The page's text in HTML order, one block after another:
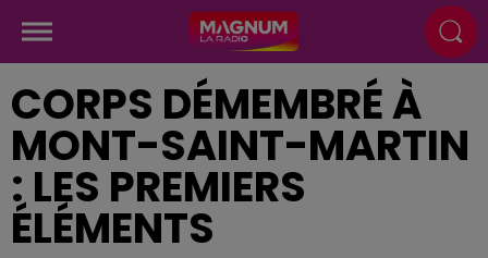
CORPS DÉMEMBRÉ À
MONT-SAINT-MARTIN
: LES PREMIERS
ÉLÉMENTS